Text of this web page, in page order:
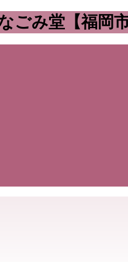
ごみ堂【福岡